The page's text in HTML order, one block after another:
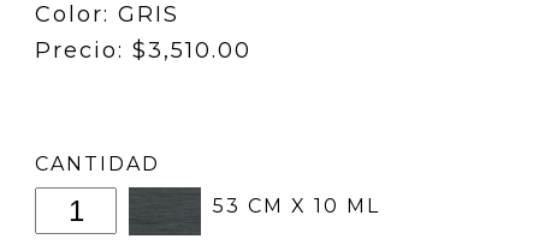
Color: GRIS
Precio: $3,510.00
CANTIDAD
53 CM X 10 ML